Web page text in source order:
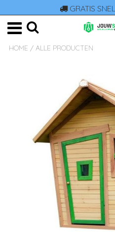
GRATIS
HOME / ALLE PRODUCTEN